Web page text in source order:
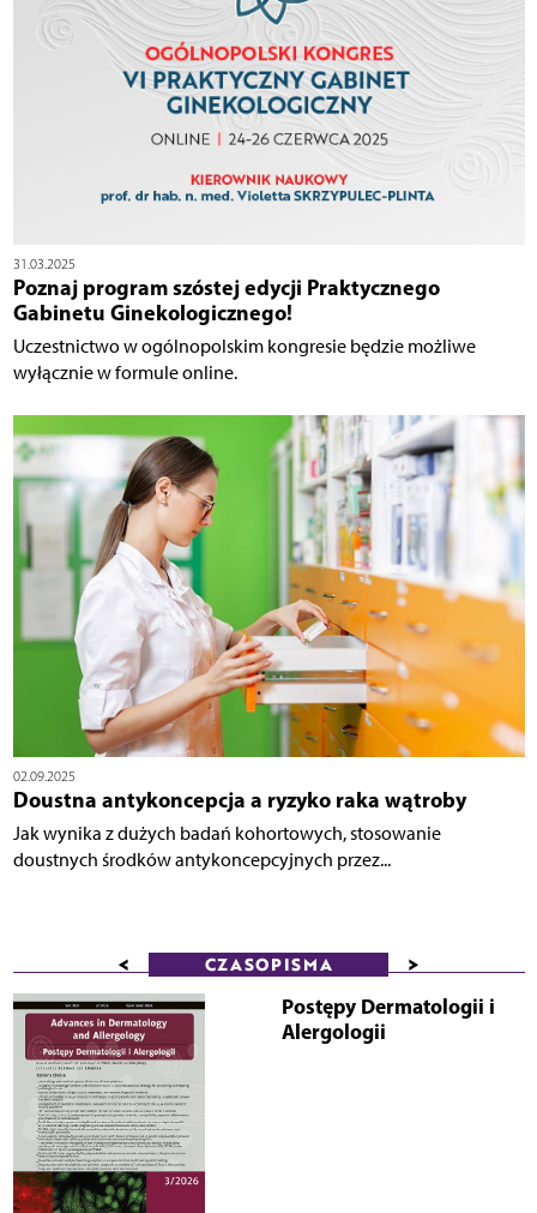
31.03.2025
Poznaj program szóstej edycji Praktycznego
Gabinetu Ginekologicznego!
Uczestnictwo w ogólnopolskim kongresie będzie możliwe
wyłącznie w formule online.
02.09.2025
Doustna antykoncepcja a ryzyko raka wątroby
Jak wynika z dużych badań kohortowych, stosowanie
doustnych środków antykoncepcyjnych przez...
< CZASOPISMA >
Postępy Dermatologii i
Alergologii